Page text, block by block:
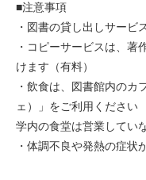
■注意事項
・図書の貸し出しサービ
・コピーサービスは、著
けます（有料）
・飲食は、図書館内のカ
ェ）」をご利用ください
学内の食堂は営業してい
・体調不良や発熱の症状